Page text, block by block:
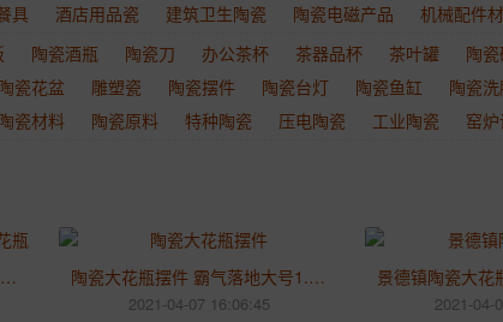
具 酒店用品瓷 建筑卫生陶瓷 陶瓷电磁产品
机械配件
陶瓷酒瓶 陶瓷刀 办公茶杯 茶器品杯 茶叶罐 陶瓷
陶瓷花盆 雕塑瓷 陶瓷摆件 陶瓷台灯 陶瓷鱼缸 陶瓷
陶瓷材料 陶瓷原料 特种陶瓷 压电陶瓷 工业陶瓷 窑
景德镇中国红花开富贵落地大花瓶 中式婚房新房装饰花瓶 陶瓷大花瓶摆件 霸气落地大号1.2米手绘青花瓷瓶 中式电视柜装饰品
2021-04-07 16:06:45 2021-04-